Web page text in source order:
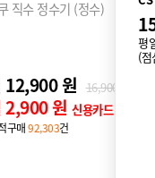
ABS100G ★99 (81)
쿠 STEAM 100도씨 끓인물
하루] 최대12개월 반값할인!
13,450 원12개월 후 월
3,450 원
평
(